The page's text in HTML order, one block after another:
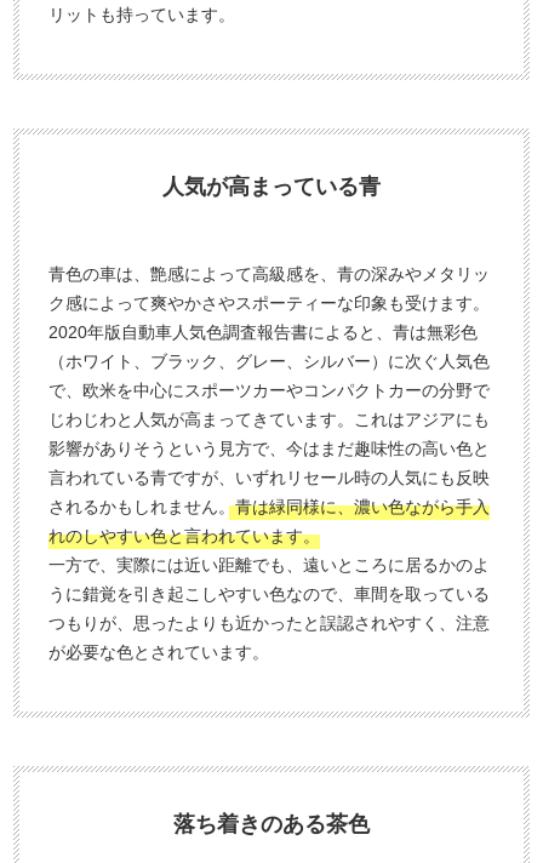
リットも持っています。
人気が高まっている青
青色の車は、艶感によって高級感を、青の深みやメタリッ
ク感によって爽やかさやスポーティーな印象も受けます。
2020年版自動車人気色調査報告書によると、青は無彩色
（ホワイト、ブラック、グレー、シルバー）に次ぐ人気色
で、欧米を中心にスポーツカーやコンパクトカーの分野で
じわじわと人気が高まってきています。これはアジアにも
影響がありそうという見方で、今はまだ趣味性の高い色と
言われている青ですが、いずれリセール時の人気にも反映
されるかもしれません。青は緑同様に、濃い色ながら手入
れのしやすい色と言われています。
一方で、実際には近い距離でも、遠いところに居るかのよ
うに錯覚を引き起こしやすい色なので、車間を取っている
つもりが、思ったよりも近かったと誤認されやすく、注意
が必要な色とされています。
落ち着きのある茶色